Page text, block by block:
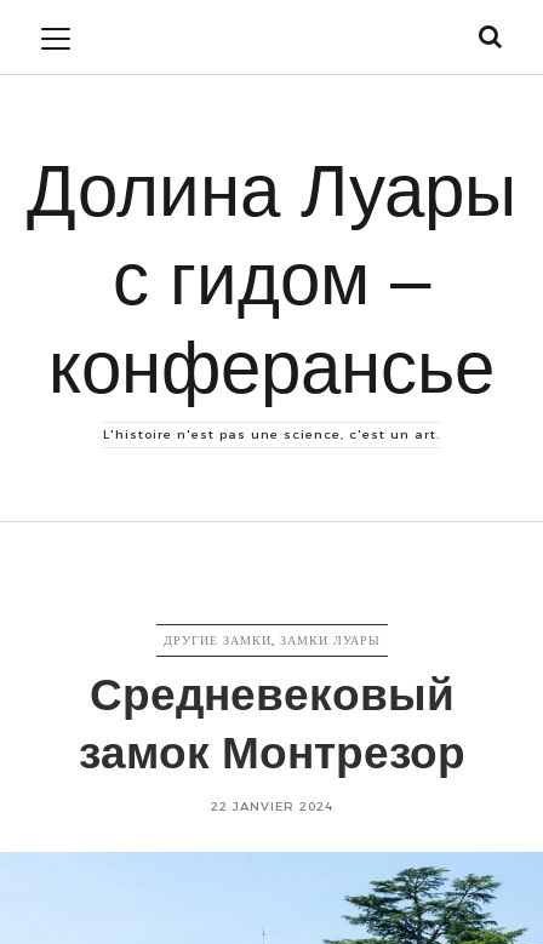
Долина Луары
с гидом –
конферансье
L'histoire n'est pas une science, c'est un art.
CATEGORIES
ДРУГИЕ ЗАМКИ, ЗАМКИ ЛУАРЫ
Средневековый
замок Монтрезор
Posted
22 JANVIER 2024